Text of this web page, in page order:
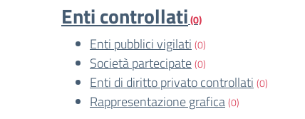
Enti controllati(0)
Enti pubblici vigilati (0)
Società partecipate(0)
Enti di diritto privato controllati (0)
Rappresentazione grafica(0)